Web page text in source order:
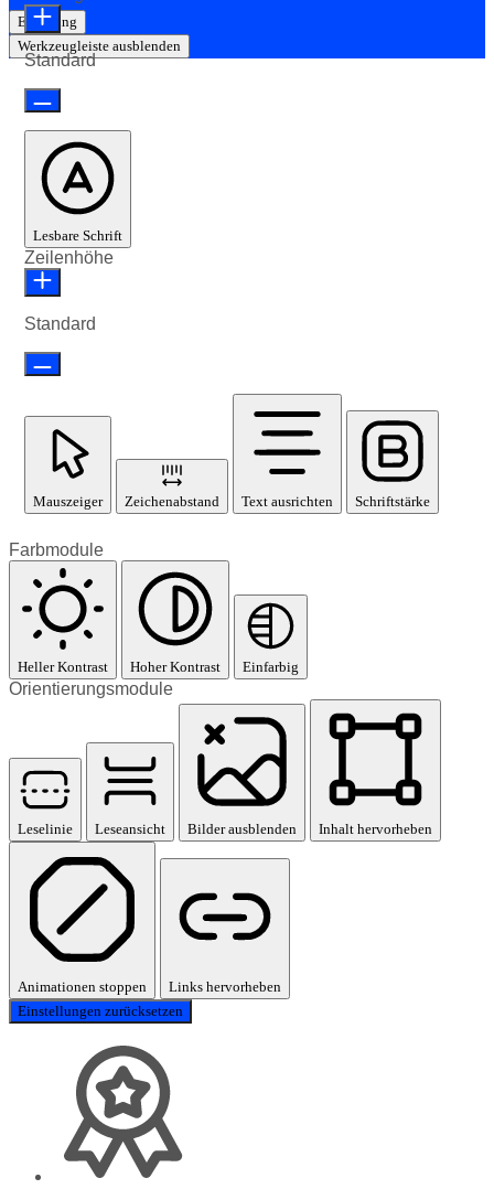
Erklärung
Werkzeugleiste ausblenden
Standard
Lesbare Schrift
Zeilenhöhe
Standard
Mauszeiger Zeichenabstand Text ausrichten Schriftstärke
Farbmodule
Heller Kontrast Hoher Kontrast Einfarbig
Orientierungsmodule
Leselinie Leseansicht Bilder ausblenden Inhalt hervorheben
Animationen stoppen
Links hervorheben
Einstellungen zurücksetzen